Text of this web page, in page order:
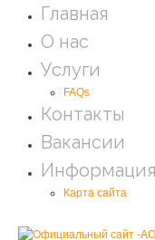
Главная
О нас
Услуги
FAQs
Контакты
Вакансии
Информация
Карта сайта